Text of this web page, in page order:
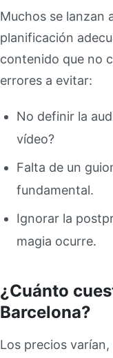
Muchos se lanzan
planificación
contenido que no
errores a evitar:
No definir la
vídeo?
Falta de un
fundamental.
Ignorar la
magia ocurre.
¿Cuánto
Barcelona?
Los precios